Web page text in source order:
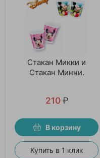
Стакан Микки и
Стакан Минни.
210 ₽
В корзину
Купить в 1 клик